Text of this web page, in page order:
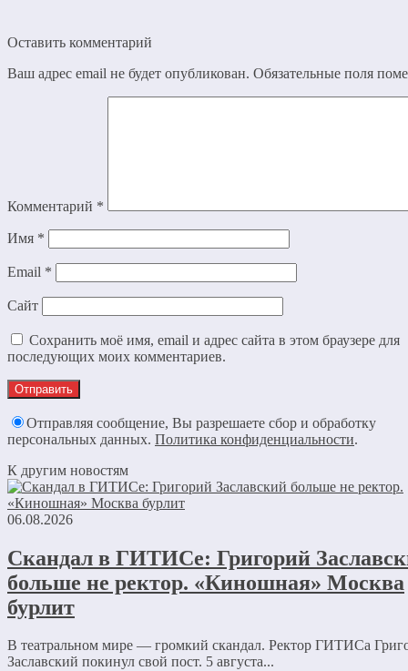
Оставить комментарий
Ваш адрес email не будет опубликован. Обязательные поля
Комментарий *
Имя *
Email *
Сайт
Сохранить моё имя, email и адрес сайта в этом браузере для
последующих моих комментариев.
Отправляя сообщение, Вы разрешаете сбор и обработку
персональных данных. Политика конфиденциальности.
К другим новостям
06.08.2026
Скандал в ГИТИСе: Григорий
больше не ректор. «Киношная» Москва
бурлит
В театральном мире — громкий скандал. Ректор ГИТИСа
Заславский покинул свой пост. 5 августа...